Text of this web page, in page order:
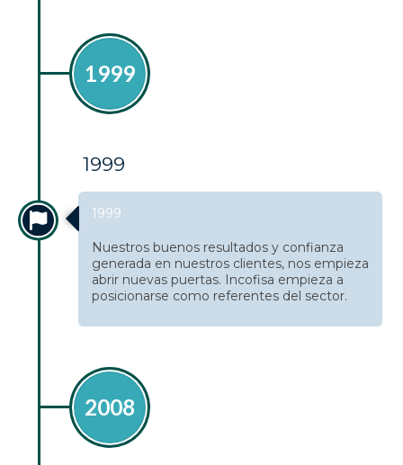
1999
1999
1999
Nuestros buenos resultados y confianza
generada en nuestros clientes, nos empieza
abrir nuevas puertas. Incofisa empieza a
posicionarse como referentes del sector.
2008